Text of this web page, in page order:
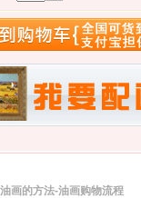
画的方法-油画购物流程